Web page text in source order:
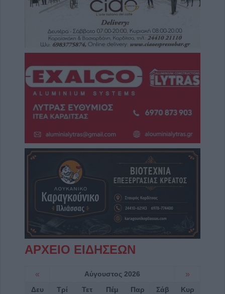
ΑΡΧΕΙΟ ΕΙΔΗΣΕΩΝ
« Αύγουστος 2026 »
Δευ Τρί Τετ Πέμ Παρ Σάβ Κυρ